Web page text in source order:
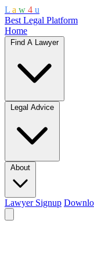
L a w 4 u
Best Legal Platform
Home
Find A Lawyer
Legal Advice
About
Lawyer Signup